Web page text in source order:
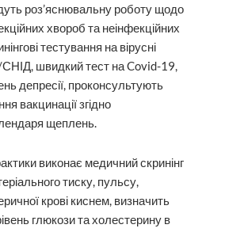
роз’яснювальну роботу щодо
хвороб та неінфекційних
тестування на вірусні
СНІД, швидкий тест на Covid-19,
депресії, проконсультують
вакцинації згідно
щеплень.
виконає медичний скринінг
тиску, пульсу,
крові киснем, визначить
глюкози та холестерину в